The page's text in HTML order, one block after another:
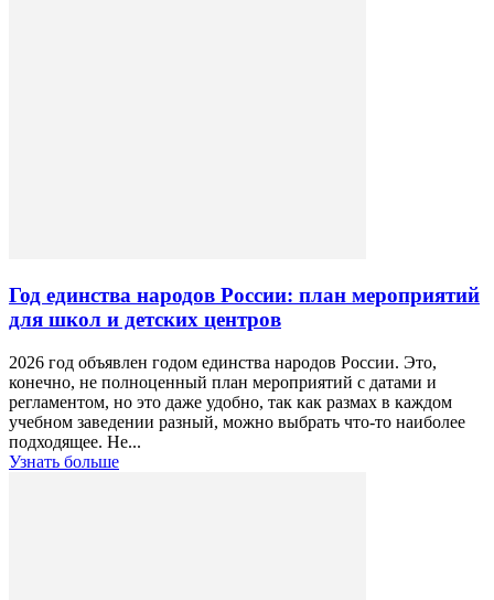
Год единства народов России: план мероприятий
для школ и детских центров
2026 год объявлен годом единства народов России. Это,
конечно, не полноценный план мероприятий с датами и
регламентом, но это даже удобно, так как размах в каждом
учебном заведении разный, можно выбрать что-то наиболее
подходящее. Не...
Узнать больше